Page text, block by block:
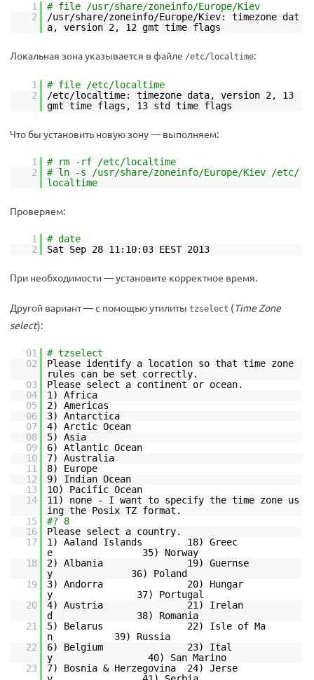
1
# file /usr/share/zoneinfo/Europe/Kiev
2
/usr/share/zoneinfo/Europe/Kiev: timezone dat
a, version 2, 12 gmt time flags
Локальная зона указывается в файле /etc/localtime:
1
# file /etc/localtime
2
/etc/localtime: timezone data, version 2, 13
gmt time flags, 13 std time flags
Что бы установить новую зону — выполняем:
1
# rm -rf /etc/localtime
2
# ln -s /usr/share/zoneinfo/Europe/Kiev /etc/
localtime
Проверяем:
1
# date
2
Sat Sep 28 11:10:03 EEST 2013
При необходимости — установите корректное время.
Другой вариант — с помощью утилиты tzselect (Time Zone
select):
01
# tzselect
02
Please identify a location so that time zone
rules can be set correctly.
03
Please select a continent or ocean.
04
1) Africa
05
2) Americas
06
3) Antarctica
07
4) Arctic Ocean
08
5) Asia
09
6) Atlantic Ocean
10
7) Australia
11
8) Europe
12
9) Indian Ocean
13
10) Pacific Ocean
14
11) none - I want to specify the time zone us
ing the Posix TZ format.
15
#? 8
16
Please select a country.
17
1) Aaland Islands 18) Greec
e 35) Norway
18
2) Albania 19) Guernse
y 36) Poland
19
3) Andorra 20) Hungar
y 37) Portugal
20
4) Austria 21) Irelan
d 38) Romania
21
5) Belarus 22) Isle of Ma
n 39) Russia
22
6) Belgium 23) Ital
y 40) San Marino
23
7) Bosnia & Herzegovina 24) Jerse